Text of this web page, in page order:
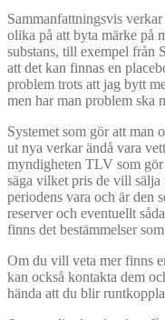
Sammanfattningsvis
olika på att byta märke på
substans, till exempel från
att det kan finnas en
problem trots att jag bytt
men har man problem ska
Systemet som gör att man
ut nya verkar ändå vara
myndigheten TLV som
säga vilket pris de vill
periodens vara och är den
reserver och eventuellt
finns det bestämmelser
Om du vill veta mer finns
kan också kontakta dem
hända att du blir